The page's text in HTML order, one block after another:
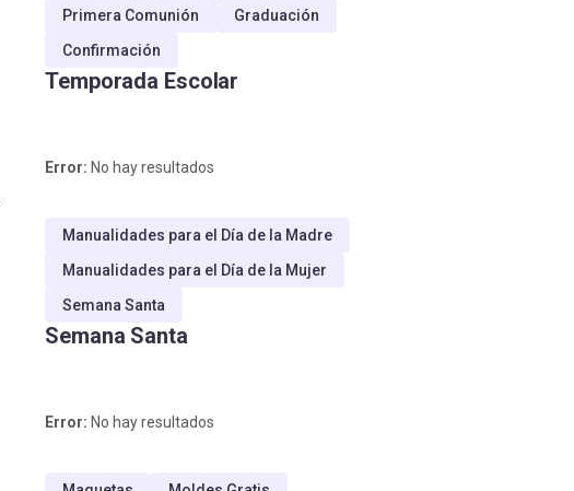
Primera Comunión
Graduación
Confirmación
Temporada Escolar
Error: No hay resultados
Manualidades para el Día de la Madre
Manualidades para el Día de la Mujer
Semana Santa
Semana Santa
Error: No hay resultados